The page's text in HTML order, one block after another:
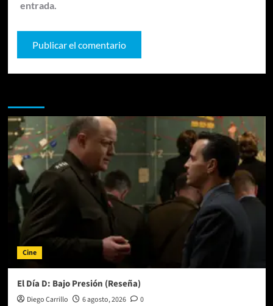
entrada.
Cine
El Día D: Bajo Presión (Reseña)
Diego Carrillo 6 agosto, 2026 0